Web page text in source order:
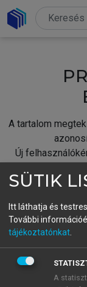
A tartalom
Új
A regisztráció
BELÉPÉS
SÜTIK
Itt láthatja és
További
tájékoztatónkat
A